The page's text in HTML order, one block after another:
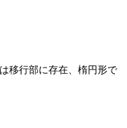
移行部に存在、楕円形で